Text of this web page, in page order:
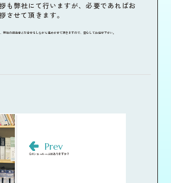
も弊社にて行いますが、必要であればお
させて頂きます。
弊社の担当者と打合せをしながら進めさせて頂きますので、安心してお任せ下さい。
Prev
Q4:ショールームはありますか？